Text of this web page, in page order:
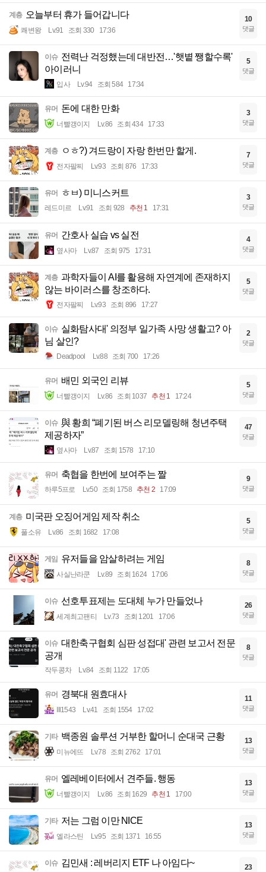
계층 오늘부터 휴가 들어갑니다
쾌변왕 Lv.91 조회 330 17:36
10
댓글
이슈 전력난 걱정했는데 대반전…'햇볕 쨍할수록'
아이러니
입사 Lv.94 조회 584 17:34
5
댓글
유머 돈에 대한 만화
너빨갱이지 Lv.86 조회 434 17:33
3
댓글
계층 ㅇㅎ?) 겨드랑이 자랑 한번만 할게.
전자팔찌 Lv.93 조회 876 17:33
7
댓글
유머 ㅎㅂ) 미니스커트
레드미르 Lv.91 조회 928 추천 1 17:31
3
댓글
유머 간호사 실습 vs 실전
옆사마 Lv.87 조회 975 17:31
4
댓글
계층 과학자들이 AI를 활용해 자연계에 존재하지
않는 바이러스를 창조하다.
전자팔찌 Lv.93 조회 896 17:27
5
댓글
이슈 실화탐사대' 의정부 일가족 사망 생활고? 아
님 살인?
Deadpool Lv.88 조회 700 17:26
2
댓글
유머 배민 외국인 리뷰
너빨갱이지 Lv.86 조회 1037 추천 1 17:24
5
댓글
이슈 與 황희 “폐기된 버스 리모델링해 청년주택
제공하자”
옆사마 Lv.87 조회 1578 17:10
47
댓글
유머 축협을 한번에 보여주는 짤
하루5프로 Lv.50 조회 1758 추천 2 17:09
9
댓글
계층 미국판 오징어게임 제작 취소
풀소유 Lv.86 조회 1682 17:08
5
댓글
게임 유저들을 암살하려는 게임
사실난라쿤 Lv.89 조회 1624 17:06
8
댓글
이슈 선호투표제는 도대체 누가 만들었나
세계최고팬티 Lv.73 조회 1201 17:06
26
댓글
이슈 대한축구협회 심판 성접대' 관련 보고서 전문
공개
작두콩차 Lv.84 조회 1122 17:05
8
댓글
유머 경북대 원효대사
Ill1543 Lv.41 조회 1554 17:02
11
댓글
기타 백종원 솔루션 거부한 할머니 순대국 근황
미뉴에뜨 Lv.78 조회 2762 17:01
13
댓글
유머 엘레베이터에서 견주들. 행동
너빨갱이지 Lv.86 조회 1629 추천 1 17:00
13
댓글
기타 저는 그럼 이만 NICE
엘라스틴 Lv.95 조회 1371 16:55
13
댓글
이슈 김민새 : 레버리지 ETF 나 아임다~ 23